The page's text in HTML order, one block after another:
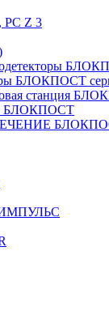
PC Z 3
БЛОКПОСТ
станция
БЛОКПОСТ
ИМПУЛЬС